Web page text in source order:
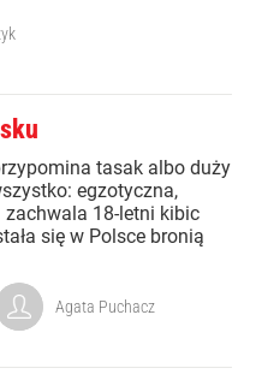
tasak albo duży
egzotyczna,
18-letni kibic
się w Polsce bronią
Agata Puchacz